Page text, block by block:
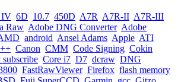
IV 6D 10.7 450D A7R A7R-II A7R-III
Raw Adobe DNG Converter Adobe
android Ansel Adams Apple ATI
Canon CMM Code Signing Cokin
subscribe Core i7 D7 dcraw DNG
FastRawViewer Firefox flash memory